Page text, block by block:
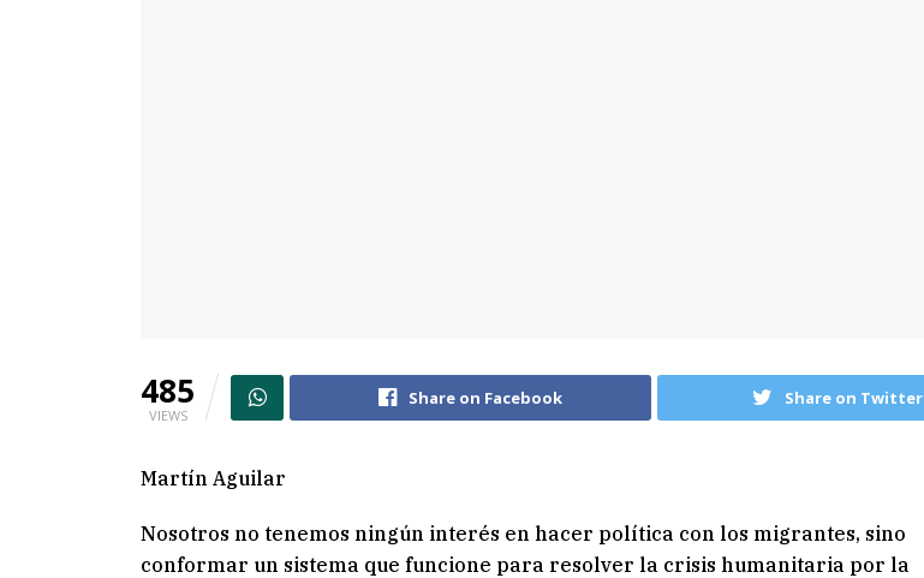
485
VIEWS
Share on Facebook Share on Twitter
Martín Aguilar
Nosotros no tenemos ningún interés en hacer política con los migrantes, sino
conformar un sistema que funcione para resolver la crisis humanitaria por la